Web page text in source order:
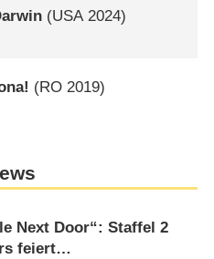
(USA2024)
(RO 2019)
Next Door“: Staffel 2
feiert